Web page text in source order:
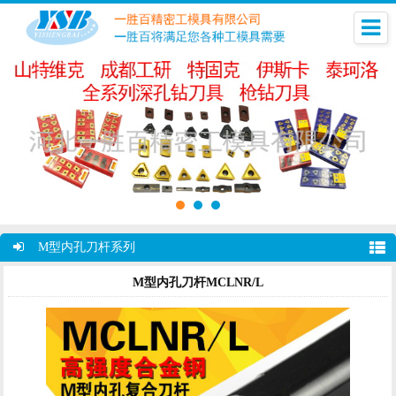
M型内孔刀杆系列
M型内孔刀杆MCLNR/L